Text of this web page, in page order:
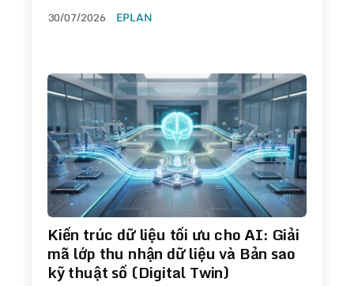
30/07/2026 EPLAN
Kiến trúc dữ liệu tối ưu cho AI: Giải
mã lớp thu nhận dữ liệu và Bản sao
kỹ thuật số (Digital Twin)